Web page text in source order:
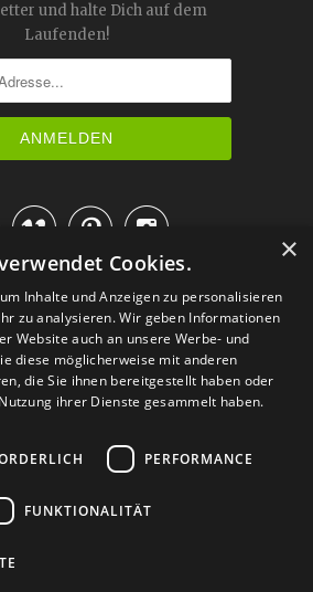
und halte Dich auf dem
Laufenden!

Zahlarten
Retoure
×
Cookies.
Inhalte und Anzeigen zu personalisieren
zu analysieren. Wir geben Informationen
Website auch an unsere Werbe- und
diese möglicherweise mit anderen
die Sie ihnen bereitgestellt haben oder
ihrer Dienste gesammelt haben.
PERFORMANCE
FUNKTIONALITÄT